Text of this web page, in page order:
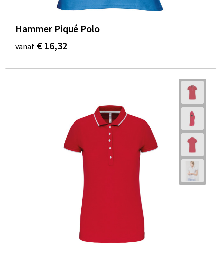
Hammer Piqué Polo
vanaf € 16,32